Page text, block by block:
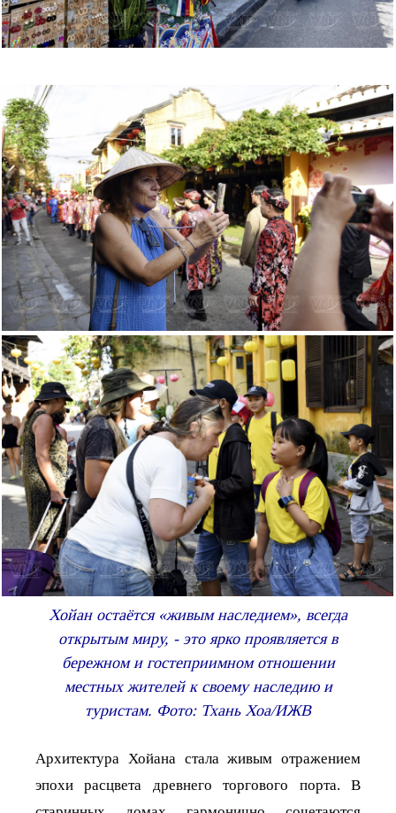
Хойан остаётся «живым наследием», всегда
открытым миру, - это ярко проявляется в
бережном и гостеприимном отношении
местных жителей к своему наследию и
туристам. Фото: Тхань Хоа/ИЖВ
Архитектура Хойана стала живым отражением
эпохи расцвета древнего торгового порта. В